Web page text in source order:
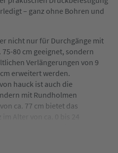
– ganz ohne Bohren und
nicht nur für Durchgänge mit
80 cm geeignet, sondern
Verlängerungen von 9
erweitert werden.
hauck ist auch die
mit Rundholmen
ca. 77 cm bietet das